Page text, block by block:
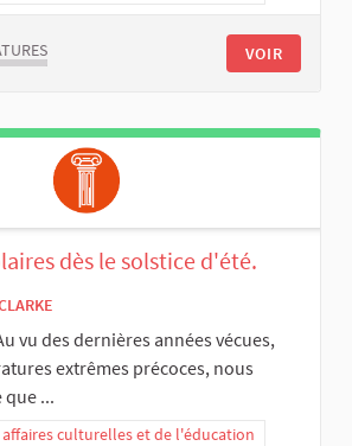
VOIR
dès le solstice d'été.
vu des dernières années vécues,
extrêmes précoces, nous
que ...
culturelles et de l'éducation